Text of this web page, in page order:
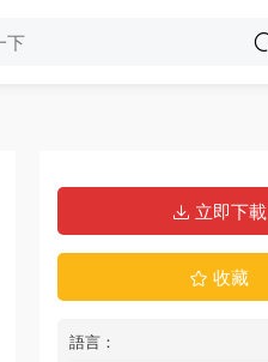
立即下載
收藏
語言：